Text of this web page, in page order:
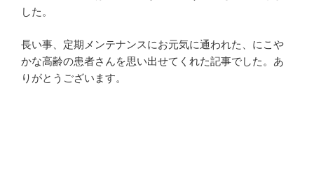
した。
長い事、定期メンテナンスにお元気に通われた、にこや
かな高齢の患者さんを思い出せてくれた記事でした。あ
りがとうございます。